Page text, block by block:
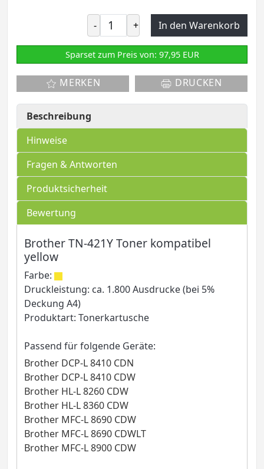
- + In den Warenkorb
Sparset zum Preis von: 97,95 EUR
MERKEN DRUCKEN
Beschreibung
Hinweise
Fragen & Antworten
Produktsicherheit
Bewertung
Brother TN-421Y Toner kompatibel
yellow
Farbe:
Druckleistung: ca. 1.800 Ausdrucke (bei 5%
Deckung A4)
Produktart: Tonerkartusche
Passend für folgende Geräte:
Brother DCP-L 8410 CDN
Brother DCP-L 8410 CDW
Brother HL-L 8260 CDW
Brother HL-L 8360 CDW
Brother MFC-L 8690 CDW
Brother MFC-L 8690 CDWLT
Brother MFC-L 8900 CDW